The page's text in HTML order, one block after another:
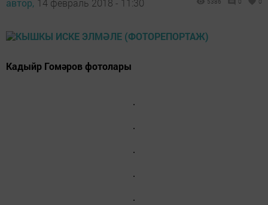
Кадыйр Гомәров фотолары